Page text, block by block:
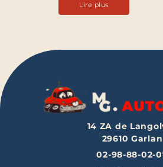
Lire plus
14 ZA de
29610 Garlan
02-98-88-02-